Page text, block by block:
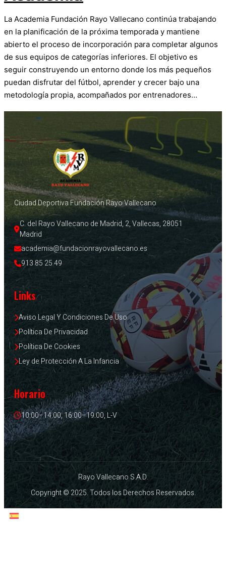
La Academia Fundación Rayo Vallecano continúa trabajando
en la planificación de la próxima temporada y mantiene
abierto el proceso de incorporación para completar algunos
de sus equipos de categorías inferiores. El objetivo es
seguir construyendo un entorno donde los más pequeños
puedan disfrutar del fútbol, aprender y crecer bajo una
metodología propia, acompañados por entrenadores…
Ciudad Deportiva Fundación Rayo Vallecano
C. del Rayo Vallecano de Madrid, 2, Vallecas, 28051
Madrid
academia@fundacionrayovallecano.es
913 85 25 49
Links
Aviso Legal Y Condiciones De Uso
Política De Privacidad
Política De Cookies
Ley de Protección A La Infancia
Horario
10:00–14:00, 16:00–19:00, L-V
Rayo Vallecano S.A.D.
Copyright © 2025. Todos los Derechos Reservados.